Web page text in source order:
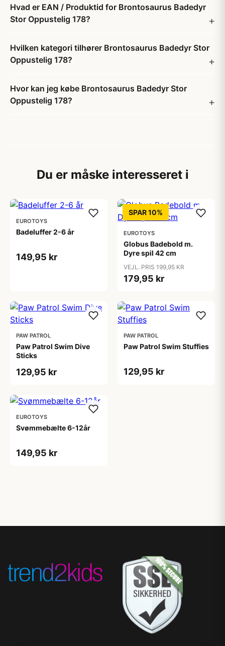
Hvad er EAN / Produktid for Brontosaurus Badedyr
Stor Oppustelig 178?
Hvilken kategori tilhører Brontosaurus Badedyr Stor
Oppustelig 178?
Hvor kan jeg købe Brontosaurus Badedyr Stor
Oppustelig 178?
Du er måske interesseret i
EUROTOYS
Badeluffer 2-6 år
149,95 kr
SPAR 10%
EUROTOYS
Globus Badebold m.
Dyre spil 42 cm
VEJL. PRIS 199,95 KR
179,95 kr
PAW PATROL
Paw Patrol Swim Dive
Sticks
129,95 kr
PAW PATROL
Paw Patrol Swim Stuffies
129,95 kr
EUROTOYS
Svømmebælte 6-12år
149,95 kr